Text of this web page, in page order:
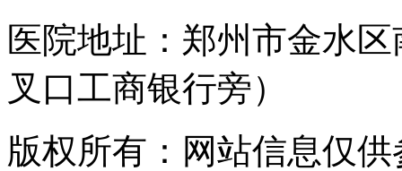
医院地址：郑州市金水
叉口工商银行旁）
版权所有：网站信息仅